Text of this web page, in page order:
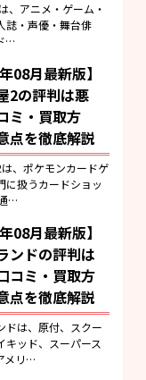
、アニメ・ゲーム・
誌・声優・舞台俳
…
08月最新版】
2の評判は悪
ミ・買取方
点を徹底解説
、ポケモンカードゲ
に扱うカードショッ
…
08月最新版】
ンドの評判は
コミ・買取方
点を徹底解説
ドは、原付、スクー
キッド、スーパース
メリ…